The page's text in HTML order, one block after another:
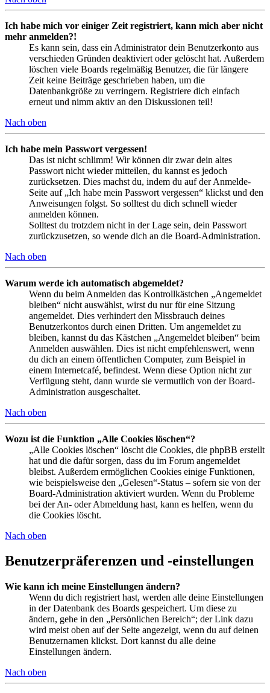
Ich habe mich vor einiger Zeit registriert, kann mich aber nicht
mehr anmelden?!
Es kann sein, dass ein Administrator dein Benutzerkonto aus
verschieden Gründen deaktiviert oder gelöscht hat. Außerdem
löschen viele Boards regelmäßig Benutzer, die für längere
Zeit keine Beiträge geschrieben haben, um die
Datenbankgröße zu verringern. Registriere dich einfach
erneut und nimm aktiv an den Diskussionen teil!
Nach oben
Ich habe mein Passwort vergessen!
Das ist nicht schlimm! Wir können dir zwar dein altes
Passwort nicht wieder mitteilen, du kannst es jedoch
zurücksetzen. Dies machst du, indem du auf der Anmelde-
Seite auf „Ich habe mein Passwort vergessen“ klickst und den
Anweisungen folgst. So solltest du dich schnell wieder
anmelden können.
Solltest du trotzdem nicht in der Lage sein, dein Passwort
zurückzusetzen, so wende dich an die Board-Administration.
Nach oben
Warum werde ich automatisch abgemeldet?
Wenn du beim Anmelden das Kontrollkästchen „Angemeldet
bleiben“ nicht auswählst, wirst du nur für eine Sitzung
angemeldet. Dies verhindert den Missbrauch deines
Benutzerkontos durch einen Dritten. Um angemeldet zu
bleiben, kannst du das Kästchen „Angemeldet bleiben“ beim
Anmelden auswählen. Dies ist nicht empfehlenswert, wenn
du dich an einem öffentlichen Computer, zum Beispiel in
einem Internetcafé, befindest. Wenn diese Option nicht zur
Verfügung steht, dann wurde sie vermutlich von der Board-
Administration ausgeschaltet.
Nach oben
Wozu ist die Funktion „Alle Cookies löschen“?
„Alle Cookies löschen“ löscht die Cookies, die phpBB erstellt
hat und die dafür sorgen, dass du im Forum angemeldet
bleibst. Außerdem ermöglichen Cookies einige Funktionen,
wie beispielsweise den „Gelesen“-Status – sofern sie von der
Board-Administration aktiviert wurden. Wenn du Probleme
bei der An- oder Abmeldung hast, kann es helfen, wenn du
die Cookies löscht.
Nach oben
Benutzerpräferenzen und -einstellungen
Wie kann ich meine Einstellungen ändern?
Wenn du dich registriert hast, werden alle deine Einstellungen
in der Datenbank des Boards gespeichert. Um diese zu
ändern, gehe in den „Persönlichen Bereich“; der Link dazu
wird meist oben auf der Seite angezeigt, wenn du auf deinen
Benutzernamen klickst. Dort kannst du alle deine
Einstellungen ändern.
Nach oben